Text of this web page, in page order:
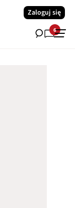
Zaloguj się
6